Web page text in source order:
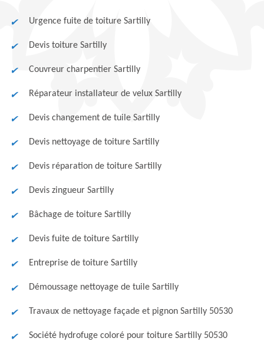
Urgence fuite de toiture Sartilly
Devis toiture Sartilly
Couvreur charpentier Sartilly
Réparateur installateur de velux Sartilly
Devis changement de tuile Sartilly
Devis nettoyage de toiture Sartilly
Devis réparation de toiture Sartilly
Devis zingueur Sartilly
Bâchage de toiture Sartilly
Devis fuite de toiture Sartilly
Entreprise de toiture Sartilly
Démoussage nettoyage de tuile Sartilly
Travaux de nettoyage façade et pignon Sartilly 50530
Société hydrofuge coloré pour toiture Sartilly 50530